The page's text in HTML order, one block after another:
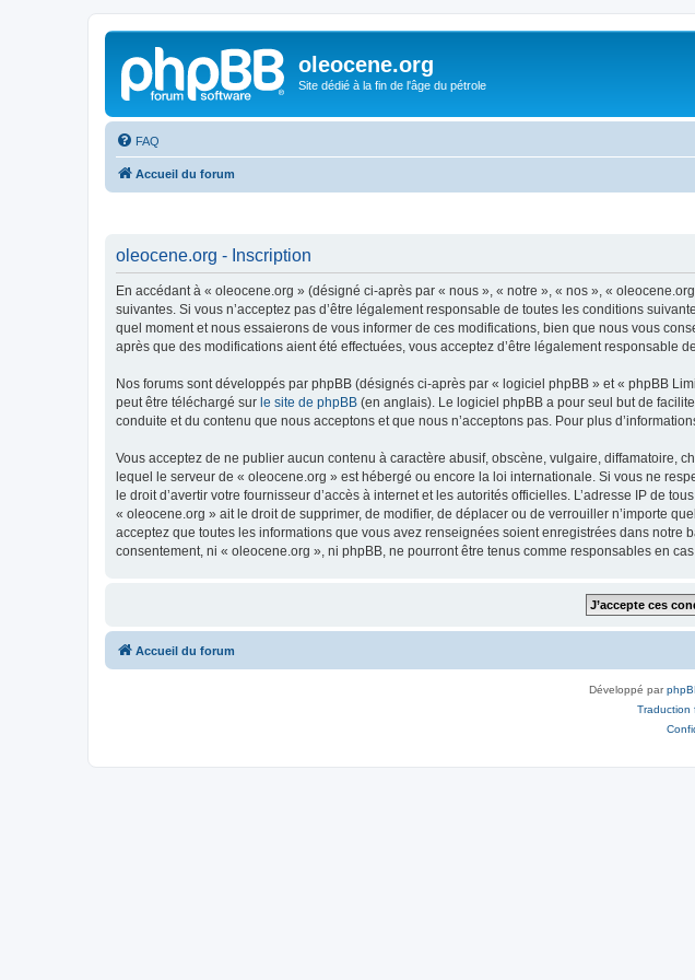
oleocene.org
Site dédié à la fin de l'âge du pétrole
FAQ
Accueil du forum
oleocene.org - Inscription
En accédant à « oleocene.org » (désigné ci-après par « nous », « notre », « nos », «
suivantes. Si vous n’acceptez pas d’être légalement responsable de toutes les conditions
quel moment et nous essaierons de vous informer de ces modifications, bien que nous vous
après que des modifications aient été effectuées, vous acceptez d’être légalement responsable
Nos forums sont développés par phpBB (désignés ci-après par « logiciel phpBB » et « phpBB
peut être téléchargé sur le site de phpBB (en anglais). Le logiciel phpBB a pour seul but de
conduite et du contenu que nous acceptons et que nous n’acceptons pas. Pour plus
Vous acceptez de ne publier aucun contenu à caractère abusif, obscène, vulgaire, diffamatoire,
lequel le serveur de « oleocene.org » est hébergé ou encore la loi internationale. Si vous ne
le droit d’avertir votre fournisseur d’accès à internet et les autorités officielles. L’adresse IP de
« oleocene.org » ait le droit de supprimer, de modifier, de déplacer ou de verrouiller n’importe
acceptez que toutes les informations que vous avez renseignées soient enregistrées dans
consentement, ni « oleocene.org », ni phpBB, ne pourront être tenus comme responsables en
Accueil du forum
Développé par
Traduction